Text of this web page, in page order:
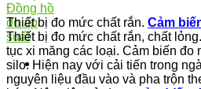
Thiết bị đo mức chất rắn. Cảm
Thiết bị đo mức chất rắn, chất
tục xi măng các loại. Cảm biến đo
silo. Hiện nay với cải tiến trong
nguyên liệu đầu vào và pha trộn